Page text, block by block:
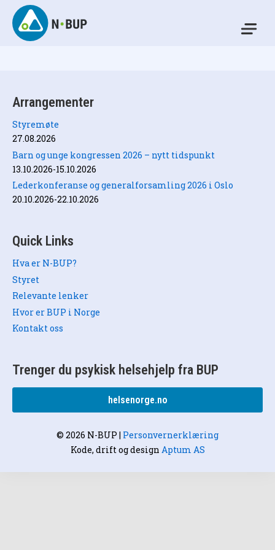
Skip
content
Arrangementer
Styremøte
27.08.2026
Barn og unge kongressen 2026 – nytt tidspunkt
13.10.2026-15.10.2026
Lederkonferanse og generalforsamling 2026 i Oslo
20.10.2026-22.10.2026
Quick Links
Hva er N-BUP?
Styret
Relevante lenker
Hvor er BUP i Norge
Kontakt oss
Trenger du psykisk helsehjelp fra BUP
helsenorge.no
© 2026 N-BUP | Personvernerklæring
Kode, drift og design Aptum AS